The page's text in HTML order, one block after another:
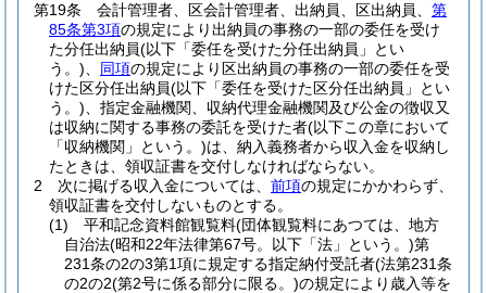
第19条
会計管理者、区会計管理者、出納員、区出納員、 第
85条第3項の規定により出納員の事務の一部の委任を受け
た分任出納員(以下「委任を受けた分任出納員」とい
う。)
同項の規定により区出納員の事務の一部の委任を受
けた区分任出納員(以下「委任を受けた区分任出納員」とい
う。) 、指定金融機関、収納代理金融機関及び公金の徴収又
は収納に関する事務の委託を受けた者(以下この章において
「収納機関」という。)は、納入義務者から収入金を収納し
たときは、領収証書を交付しなければならない。
2
次に掲げる収入金については、 前項の規定にかかわらず、
領収証書を交付しないものとする。
(1)
平和記念資料館観覧料(団体観覧料にあつては、地方
自治法(昭和22年法律第67号。以下「法」という。)第
231条の2の3第1項に規定する指定納付受託者(法第231条
の2の2(第2号に係る部分に限る。)の規定により歳入等を